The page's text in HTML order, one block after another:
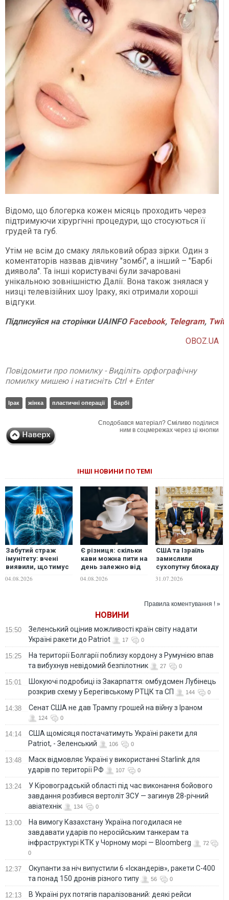
Відомо, що блогерка кожен місяць проходить через
підтримуючи хірургічні процедури, що стосуються її
грудей та губ.
Утім не всім до смаку ляльковий образ зірки. Один з
коментаторів назвав дівчину "зомбі", а інший – "Барбі
диявола". Та інші користувачі були зачаровані
унікальною зовнішністю Далії. Вона також знялася у
низці телевізійних шоу Іраку, які отримали хороші
відгуки.
Підписуйся на сторінки UAINFO Facebook, Telegram,
OBOZ.UA
Повідомити про помилку - Виділіть орфографічну
помилку мишею і натисніть Ctrl + Enter
Ірак жінка пластичні операції Барбі
Сподобався матеріал? Сміливо поділися
ним в соцмережах через ці кнопки
ІНШІ НОВИНИ ПО ТЕМІ
Забутий страж
імунітету: вчені
виявили, що тимус
може впливати на
довголіття
04.08.2026
Є різниця: скільки
кави можна пити на
день залежно від
віку
04.08.2026
США та Iзраїль
замислили
сухопутну блокаду
Ірану, - The
Telegraph
31.07.2026
Правила коментування ! »
НОВИНИ
15:50
Зеленський оцінив можливості країн світу надати
Україні ракети до Patriot
17 0
15:25
На території Болгарії поблизу кордону з Румунією впав
та вибухнув невідомий безпілотник
27 0
15:01
Шокуючі подробиці із Закарпаття: омбудсмен Лубінець
розкрив схему у Берегівському РТЦК та СП
144 0
14:38 Сенат США не дав Трампу грошей на війну з Іраном
124 0
14:14
США щомісяця постачатимуть Україні ракети для
Patriot, - Зеленський
106 0
13:48
Маск відмовляє Україні у використанні Starlink для
ударів по території РФ
107 0
13:24
У Кіровоградській області під час виконання бойового
завдання розбився вертоліт ЗСУ — загинув 28-річний
авіатехнік
134 0
13:00
На вимогу Казахстану Україна погодилася не
завдавати ударів по неросійським танкерам та
інфраструктурі КТК у Чорному морі — Bloomberg
72
0
12:37
Окупанти за ніч випустили 6 «Іскандерів», ракети С-400
та понад 150 дронів різного типу
56 0
12:13
В Україні рух потягів паралізований: деякі рейси